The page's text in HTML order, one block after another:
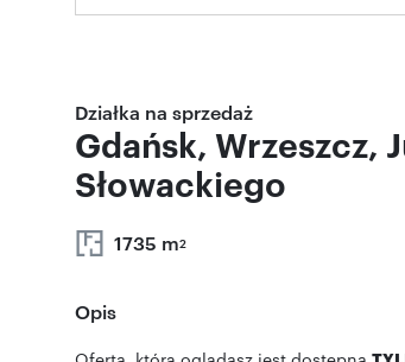
Działka na sprzedaż
Gdańsk, Wrzeszcz,
Słowackiego
1735 m2
Opis